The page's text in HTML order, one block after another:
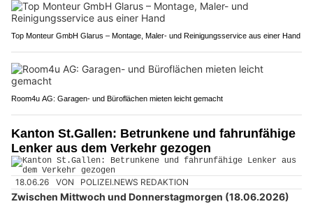
Top Monteur GmbH Glarus – Montage, Maler- und Reinigungsservice aus einer Hand
Room4u AG: Garagen- und Büroflächen mieten leicht gemacht
Kanton St.Gallen: Betrunkene und fahrunfähige
Lenker aus dem Verkehr gezogen
18.06.26 VON POLIZEI.NEWS REDAKTION
Zwischen Mittwoch und Donnerstagmorgen (18.06.2026)